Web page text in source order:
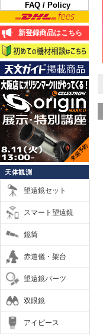
FAQ / Policy
新登録商品はこちら
天体観測
望遠鏡セット
スマート望遠鏡
鏡筒
赤道儀・架台
望遠鏡パーツ
双眼鏡
アイピース